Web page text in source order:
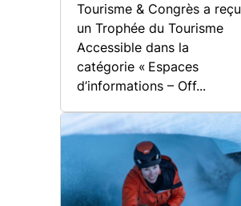
Tourisme & Congrès a reçu
un Trophée du Tourisme
Accessible dans la
catégorie « Espaces
d’informations – Off...